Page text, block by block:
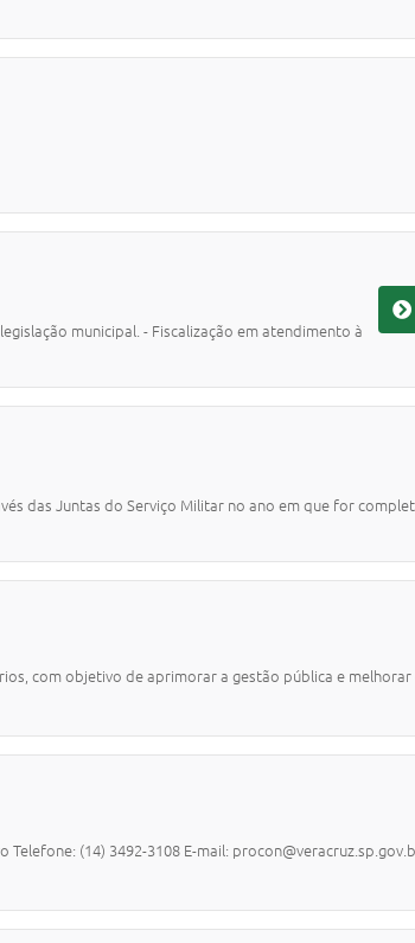
municipal. - Fiscalização em atendimento à
das Juntas do Serviço Militar no ano em que for
com objetivo de aprimorar a gestão pública e melhorar
Telefone: (14) 3492-3108 E-mail: